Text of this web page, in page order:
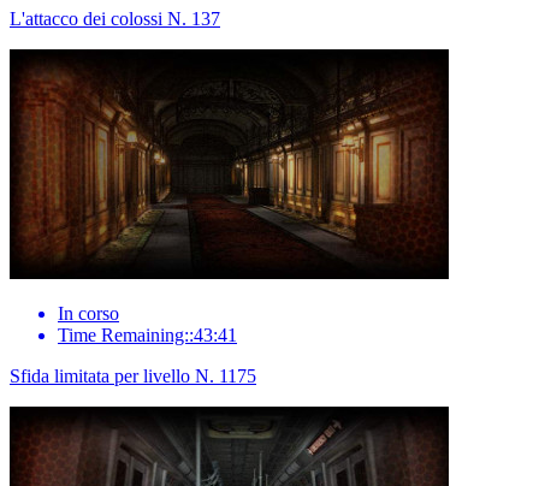
L'attacco dei colossi N. 137
In corso
Time Remaining::43:41
Sfida limitata per livello N. 1175